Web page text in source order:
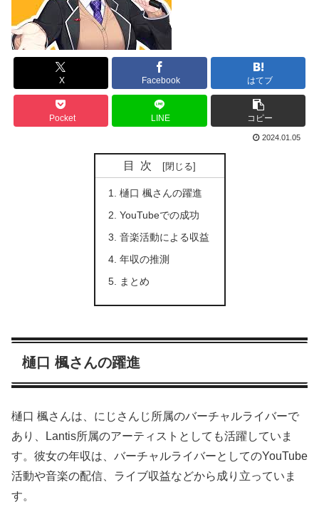
X Facebook はてブ
Pocket LINE コピー
2024.01.05
目次
樋口 楓さんの躍進
YouTubeでの成功
音楽活動による収益
年収の推測
まとめ
樋口 楓さんの躍進
樋口 楓さんは、にじさんじ所属のバーチャルライバーで
あり、Lantis所属のアーティストとしても活躍していま
す。彼女の年収は、バーチャルライバーとしてのYouTube
活動や音楽の配信、ライブ収益などから成り立っていま
す。